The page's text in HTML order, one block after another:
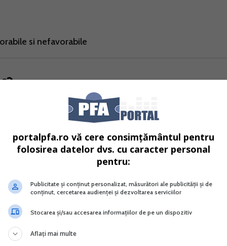
si nefavorabile
de OMFP nr. 1802/2014 pentru aprobarea
anuale individuale si situatiile financiare anuale
reglementarilor contabile pentru persoanele
nr. 1802/2014, atunci determinarea venitului net
baza veniturilor si cheltuielilor inregistrate in
efectiv. Se aplica principiul contabilitatii de
portalpfa.ro vă cere consimțământul pentru
folosirea datelor dvs. cu caracter personal
pentru:
Publicitate și conținut personalizat, măsurători ale publicității și de
conținut, cercetarea audienței și dezvoltarea serviciilor
Stocarea și/sau accesarea informațiilor de pe un dispozitiv
Aflați mai multe